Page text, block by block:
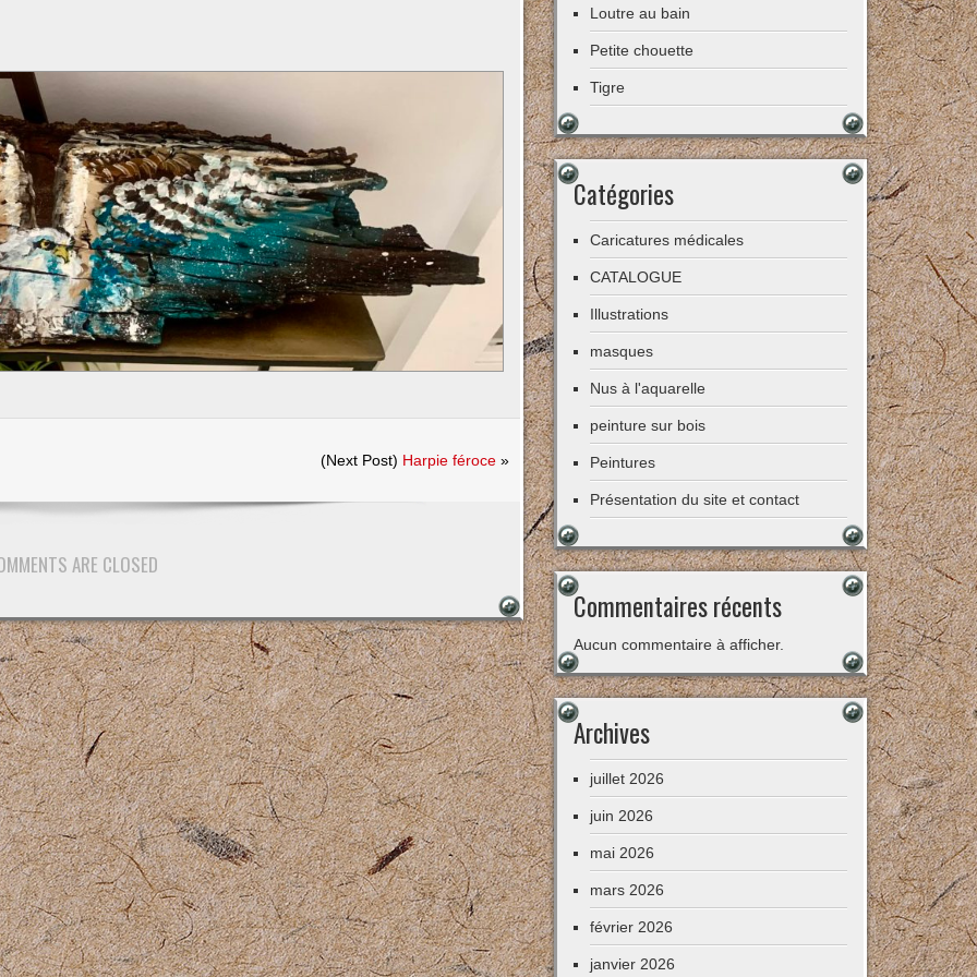
(Next Post) Harpie féroce»
ARE CLOSED
Loutre au bain
Petite chouette
Tigre
Catégories
Caricatures médicales
CATALOGUE
Illustrations
masques
Nus à l'aquarelle
peinture sur bois
Peintures
Présentation du site et contact
Commentaires récents
Aucun commentaire à afficher.
Archives
juillet 2026
juin 2026
mai 2026
mars 2026
février 2026
janvier 2026